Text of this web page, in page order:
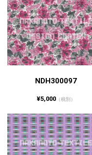
NDH300097
¥5,000 （税別）